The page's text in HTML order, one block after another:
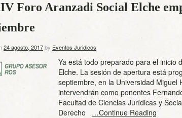
Foro Aranzadi Social Elche
24 agosto, 2017by Eventos Juridicos
Ya está todo preparado para el inicio
Elche. La sesión de apertura está
septiembre, en la Universidad Miguel
intervendrán como ponentes
Facultad de Ciencias Jurídicas y
Derecho …Continue Reading